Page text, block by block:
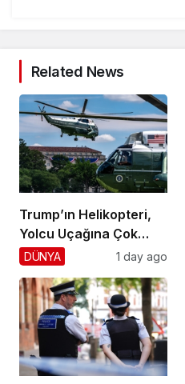
Related News
Trump’ın Helikopteri,
Yolcu Uçağına Çok
Yaklaştı!
DÜNYA 1 day ago